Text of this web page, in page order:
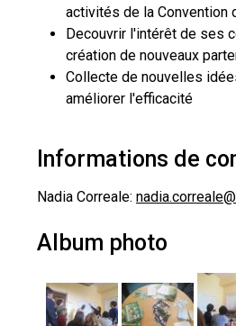
activités de la Convention
Decouvrir l'intérêt de ses
création de nouveaux
Collecte de nouvelles
améliorer l'efficacité
Informations de
Nadia Correale:
Album photo